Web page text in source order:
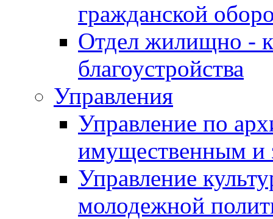
гражданской
Отдел жилищно -
благоустройства
Управления
Управление по
имущественным и
Управление
молодежной